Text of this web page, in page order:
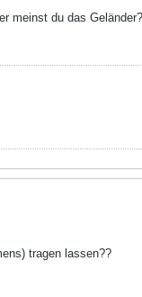
meinst du das
tragen lassen??